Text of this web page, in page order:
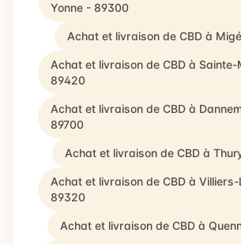
Yonne - 89300
Achat et livraison de CBD à
Achat et livraison de CBD à
89420
Achat et livraison de CBD à
89700
Achat et livraison de CBD à
Achat et livraison de CBD à
89320
Achat et livraison de CBD à